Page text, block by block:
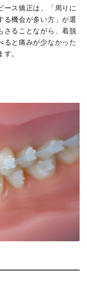
ース矯正は、「周りに
る機会が多い方」が選
さることながら、着脱
ると痛みが少なかった
。